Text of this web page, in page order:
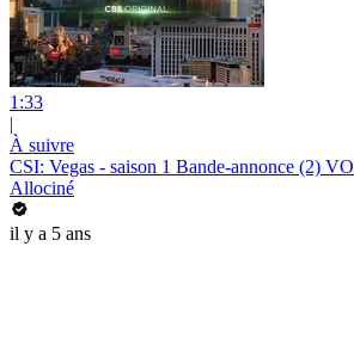
1:33
|
À suivre
CSI: Vegas - saison 1 Bande-annonce (2) VO
Allociné
il y a 5 ans